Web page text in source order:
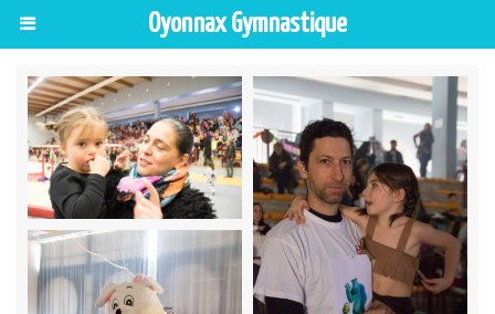
Oyonnax Gymnastique